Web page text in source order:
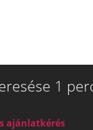
1
ajánlatkérés